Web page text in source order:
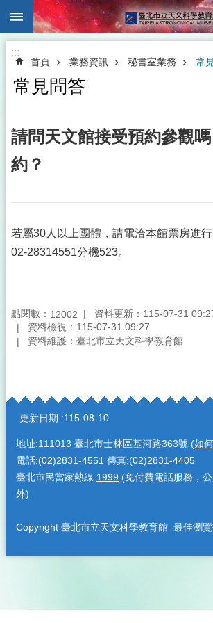
跳到主要內容區塊
:::
首頁 業務資訊 秘書室業務 常
常見問答
請問天文館接受預約參觀
約？
若屬30人以上團體，請電洽本館票房進
02-28314551分機523。
點閱數： 12002
資料更新：115-07-31
資料檢視：115-07-31 09:27
資料維護：臺北市立天文科學教育館
:::
更新日期 115-08-10
地址:111013 臺北市士林區基河路363號 (如
電話:(02)2831-4551 傳真:(02)2831-4405
臺北市民當家熱線 1999 (免付費電話服務，
外)
Copyright 臺北市立天文科學教育館 最佳瀏